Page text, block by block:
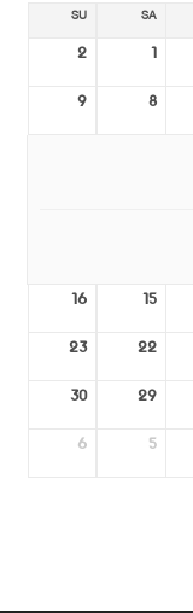
SA
SU
1
2
8
9
15
16
22
23
29
30
5
6